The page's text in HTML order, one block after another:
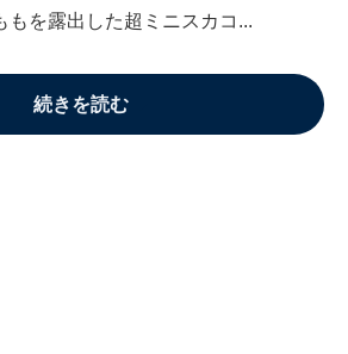
もを露出した超ミニスカコ...
続きを読む